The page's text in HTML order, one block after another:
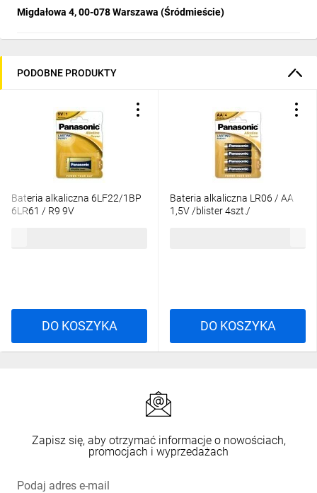
Migdałowa 4, 00-078 Warszawa (Śródmieście)
PODOBNE PRODUKTY
Bateria alkaliczna 6LF22/1BP
6LR61 / R9 9V
DO KOSZYKA
Bateria alkaliczna LR06 / AA
1,5V /blister 4szt./
DO KOSZYKA
Zapisz się, aby otrzymać informacje o nowościach,
promocjach i wyprzedażach
Podaj adres e-mail